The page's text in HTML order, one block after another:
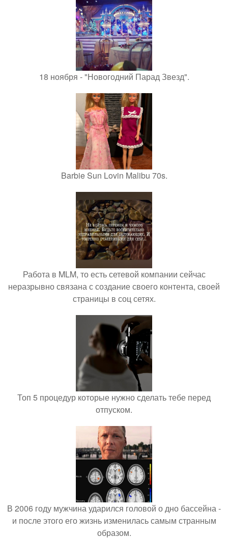
18 ноября - "Новогодний Парад Звезд".
Barbie Sun Lovin Malibu 70s.
Работа в MLM, то есть сетевой компании сейчас
неразрывно связана с создание своего контента, своей
страницы в соц сетях.
Топ 5 процедур которые нужно сделать тебе перед
отпуском.
В 2006 году мужчина ударился головой о дно бассейна -
и после этого его жизнь изменилась самым странным
образом.